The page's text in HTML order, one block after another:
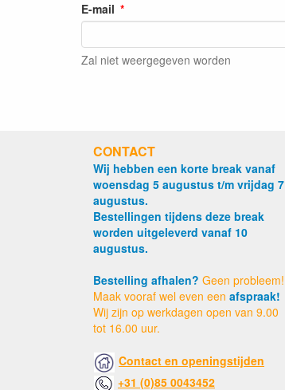
E-mail
Zal niet weergegeven worden
CONTACT
Wij hebben een korte break vanaf
woensdag 5 augustus t/m vrijdag 7
augustus.
Bestellingen tijdens deze break
worden uitgeleverd vanaf 10
augustus.
Bestelling afhalen? Geen probleem!
Maak vooraf wel even een afspraak!
Wij zijn op werkdagen open van 9.00
tot 16.00 uur.
Contact en openingstijden
+31 (0)85 0043452